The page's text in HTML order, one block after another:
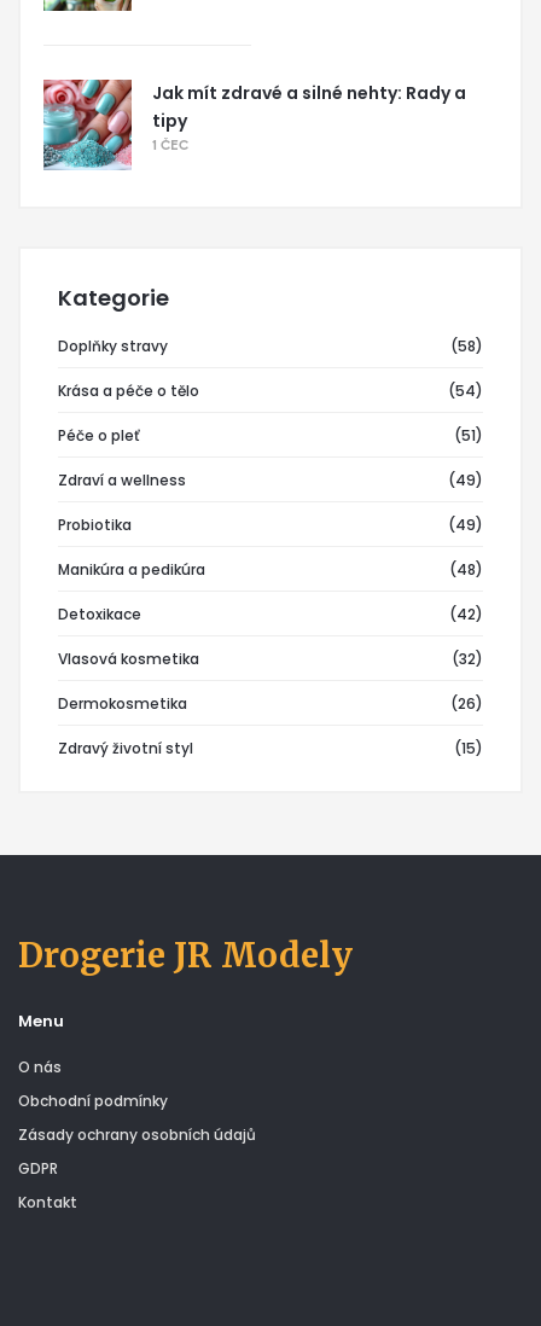
Jak mít zdravé a silné nehty: Rady a
tipy
1 ČEC
Kategorie
Doplňky stravy (58)
Krása a péče o tělo (54)
Péče o pleť (51)
Zdraví a wellness (49)
Probiotika (49)
Manikúra a pedikúra (48)
Detoxikace (42)
Vlasová kosmetika (32)
Dermokosmetika (26)
Zdravý životní styl (15)
Drogerie JR Modely
Menu
O nás
Obchodní podmínky
Zásady ochrany osobních údajů
GDPR
Kontakt